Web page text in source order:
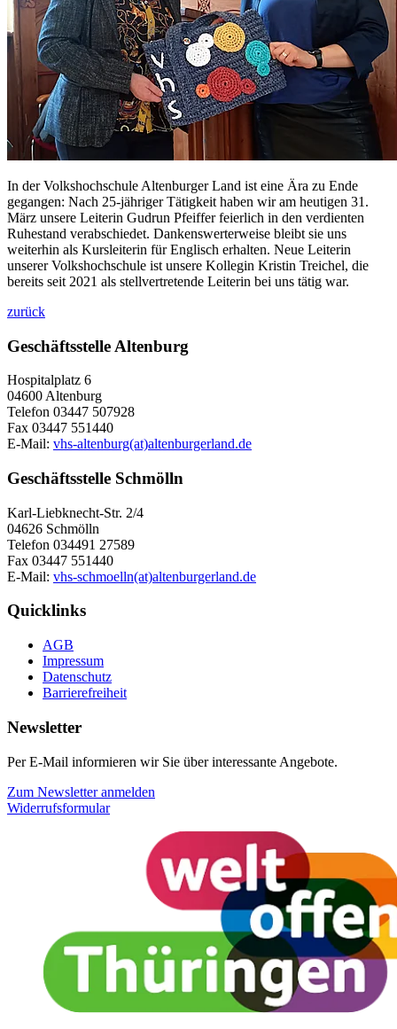
In der Volkshochschule Altenburger Land ist eine Ära zu Ende
gegangen: Nach 25-jähriger Tätigkeit haben wir am heutigen 31.
März unsere Leiterin Gudrun Pfeiffer feierlich in den verdienten
Ruhestand verabschiedet. Dankenswerterweise bleibt sie uns
weiterhin als Kursleiterin für Englisch erhalten. Neue Leiterin
unserer Volkshochschule ist unsere Kollegin Kristin Treichel, die
bereits seit 2021 als stellvertretende Leiterin bei uns tätig war.
zurück
Geschäftsstelle Altenburg
Hospitalplatz 6
04600 Altenburg
Telefon 03447 507928
Fax 03447 551440
E-Mail: vhs-altenburg(at)altenburgerland.de
Geschäftsstelle Schmölln
Karl-Liebknecht-Str. 2/4
04626 Schmölln
Telefon 034491 27589
Fax 03447 551440
E-Mail: vhs-schmoelln(at)altenburgerland.de
Quicklinks
AGB
Impressum
Datenschutz
Barrierefreiheit
Newsletter
Per E-Mail informieren wir Sie über interessante Angebote.
Zum Newsletter anmelden
Widerrufsformular